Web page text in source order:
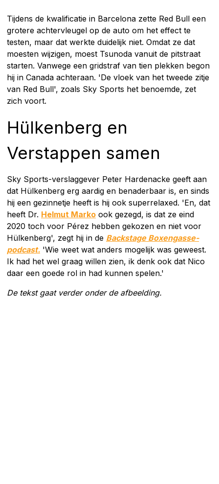
Tijdens de kwalificatie in Barcelona zette Red Bull een
grotere achtervleugel op de auto om het effect te
testen, maar dat werkte duidelijk niet. Omdat ze dat
moesten wijzigen, moest Tsunoda vanuit de pitstraat
starten. Vanwege een gridstraf van tien plekken begon
hij in Canada achteraan. 'De vloek van het tweede zitje
van Red Bull', zoals Sky Sports het benoemde, zet
zich voort.
Hülkenberg en
Verstappen samen
Sky Sports-verslaggever Peter Hardenacke geeft aan
dat Hülkenberg erg aardig en benaderbaar is, en sinds
hij een gezinnetje heeft is hij ook superrelaxed. 'En, dat
heeft Dr. Helmut Marko ook gezegd, is dat ze eind
2020 toch voor Pérez hebben gekozen en niet voor
Hülkenberg', zegt hij in de Backstage Boxengasse-
podcast. 'Wie weet wat anders mogelijk was geweest.
Ik had het wel graag willen zien, ik denk ook dat Nico
daar een goede rol in had kunnen spelen.'
De tekst gaat verder onder de afbeelding.